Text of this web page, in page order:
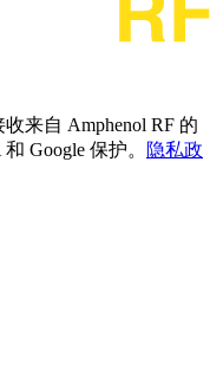
来自 Amphenol RF 的
Google 保护。
隐私政